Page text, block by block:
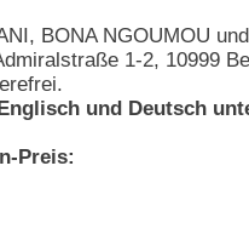
BONA NGOUMOU
1-2, 10999
und Deutsch
Preis: